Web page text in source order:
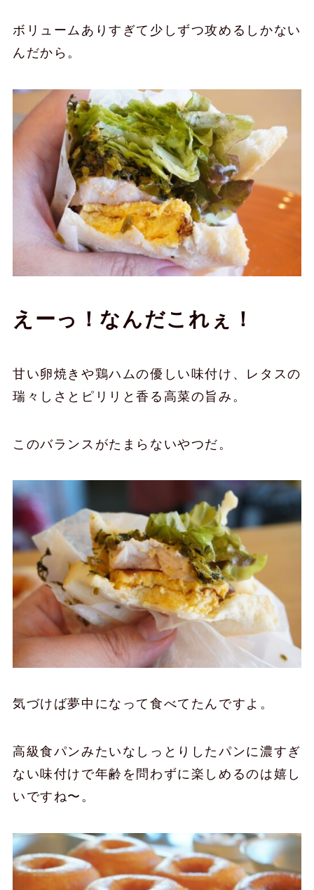
ボリュームありすぎて少しずつ攻めるしかない
んだから。
えーっ！なんだこれぇ！
甘い卵焼きや鶏ハムの優しい味付け、レタスの
瑞々しさとピリリと香る高菜の旨み。
このバランスがたまらないやつだ。
気づけば夢中になって食べてたんですよ。
高級食パンみたいなしっとりしたパンに濃すぎ
ない味付けで年齢を問わずに楽しめるのは嬉し
いですね〜。